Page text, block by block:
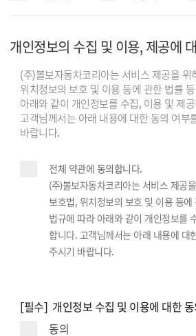
개인정보의 수집 및 이용, 제공에
(주)볼보자동차코리아는 서비스 제공을 위
위치정보의 보호 및 이용 등에 관한 법률
아래와 같이 개인정보를 수집, 이용 및 제
고객님께서는 아래 내용에 대한 동의 여부
바랍니다.
전체 약관에 동의합니다.
(주)볼보자동차코리아는 서비스 제공
보호법, 위치정보의 보호 및 이용 등에
법규에 따라 아래와 같이 개인정보를
합니다. 고객님께서는 아래 내용에 대
주시기 바랍니다.
[필수] 개인정보 수집 및 이용에 대한 동
동의